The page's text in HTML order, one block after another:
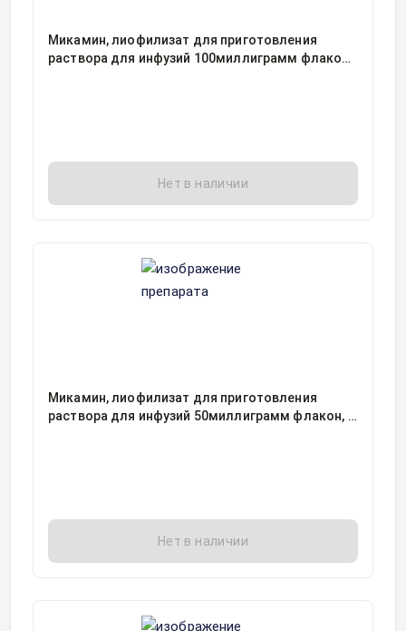
Микамин, лиофилизат для приготовления
раствора для инфузий 100миллиграмм флакон,
Нет в наличии
Микамин, лиофилизат для приготовления
раствора для инфузий 50миллиграмм флакон, 1,
Нет в наличии